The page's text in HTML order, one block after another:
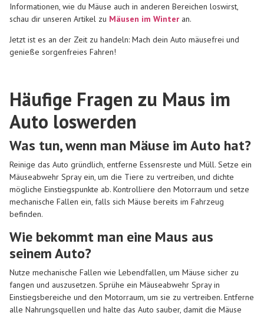
Informationen, wie du Mäuse auch in anderen Bereichen loswirst,
schau dir unseren Artikel zu Mäusen im Winter an.
Jetzt ist es an der Zeit zu handeln: Mach dein Auto mäusefrei und
genieße sorgenfreies Fahren!
Häufige Fragen zu Maus im
Auto loswerden
Was tun, wenn man Mäuse im Auto hat?
Reinige das Auto gründlich, entferne Essensreste und Müll. Setze ein
Mäuseabwehr Spray ein, um die Tiere zu vertreiben, und dichte
mögliche Einstiegspunkte ab. Kontrolliere den Motorraum und setze
mechanische Fallen ein, falls sich Mäuse bereits im Fahrzeug
befinden.
Wie bekommt man eine Maus aus
seinem Auto?
Nutze mechanische Fallen wie Lebendfallen, um Mäuse sicher zu
fangen und auszusetzen. Sprühe ein Mäuseabwehr Spray in
Einstiegsbereiche und den Motorraum, um sie zu vertreiben. Entferne
alle Nahrungsquellen und halte das Auto sauber, damit die Mäuse